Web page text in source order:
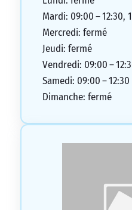
un traitement
fois, je ne me sens
banque. Je dois
Navarrenx est
Mardi: 09:00 – 12:30,
Mercredi: fermé
Jeudi: fermé
Vendredi: 09:00 –
Samedi: 09:00 – 12:30
Dimanche: fermé